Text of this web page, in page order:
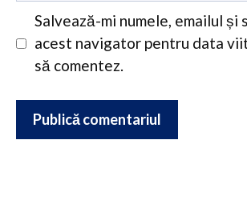
Salvează-mi numele, emailul și
acest navigator pentru data
să comentez.